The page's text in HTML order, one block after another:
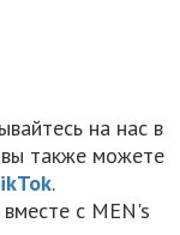
на нас в
также можете
.
с MEN's